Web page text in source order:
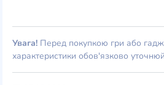
Увага! Перед покупкою гри або
характеристики обов'язково